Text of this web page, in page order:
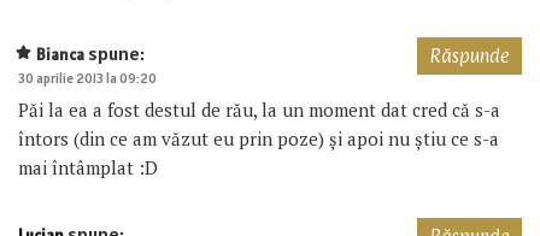
Bianca spune:
30 aprilie 2013 la 09:20
Păi la ea a fost destul de rău, la un moment dat cred că s-a
întors (din ce am văzut eu prin poze) și apoi nu știu ce s-a
mai întâmplat :D
Răspunde